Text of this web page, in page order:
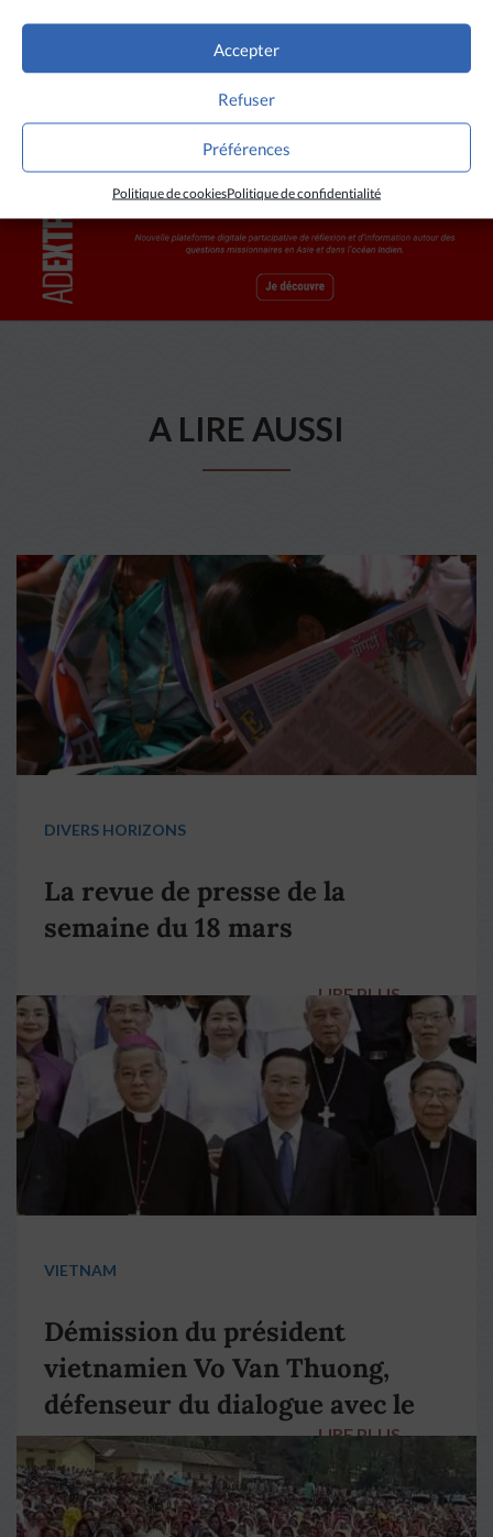
Accepter
Refuser
Préférences
Politique de cookiesPolitique de confidentialité
Sheshan à accéder à l’épiscopat.
A LIRE AUSSI
DIVERS HORIZONS
La revue de presse de la
semaine du 18 mars
LIRE PLUS →
VIETNAM
Démission du président
vietnamien Vo Van Thuong,
défenseur du dialogue avec le
pape François
LIRE PLUS →